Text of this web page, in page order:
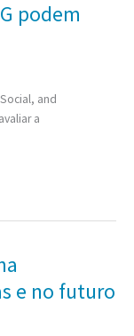
podem
and
a
e no futuro